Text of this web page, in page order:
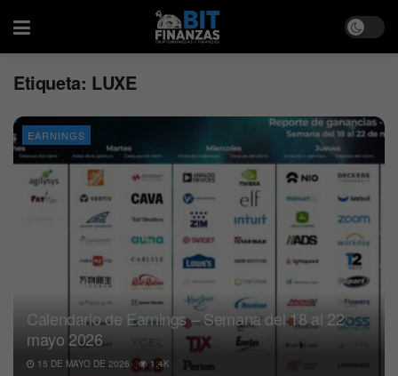
Etiqueta: LUXE
EARNINGS
Calendario de Earnings – Semana del 18 al 22
mayo 2026
15 DE MAYO DE 2026 1.4K